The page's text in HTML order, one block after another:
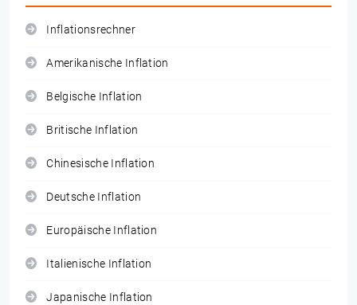
Inflationsrechner
Amerikanische Inflation
Belgische Inflation
Britische Inflation
Chinesische Inflation
Deutsche Inflation
Europäische Inflation
Italienische Inflation
Japanische Inflation